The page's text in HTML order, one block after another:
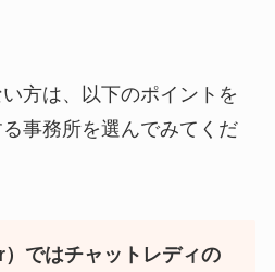
方は、以下のポイントを
事務所を選んでみてくだ
ではチャットレディの